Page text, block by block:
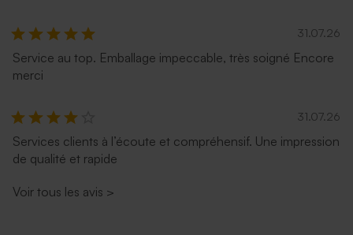
31.07.26
Service au top. Emballage impeccable, très soigné Encore
merci
31.07.26
Services clients à l’écoute et compréhensif. Une impression
de qualité et rapide
Voir tous les avis >